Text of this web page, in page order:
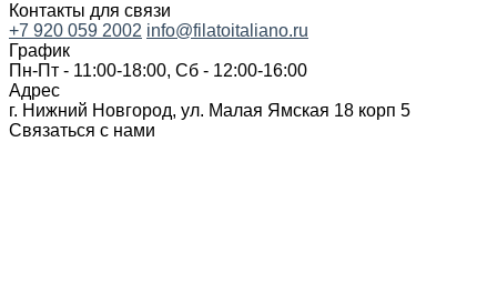
Контакты для связи
+7 920 059 2002 info@filatoitaliano.ru
График
Пн-Пт - 11:00-18:00, Сб - 12:00-16:00
Адрес
г. Нижний Новгород, ул. Малая Ямская 18 корп 5
Связаться с нами